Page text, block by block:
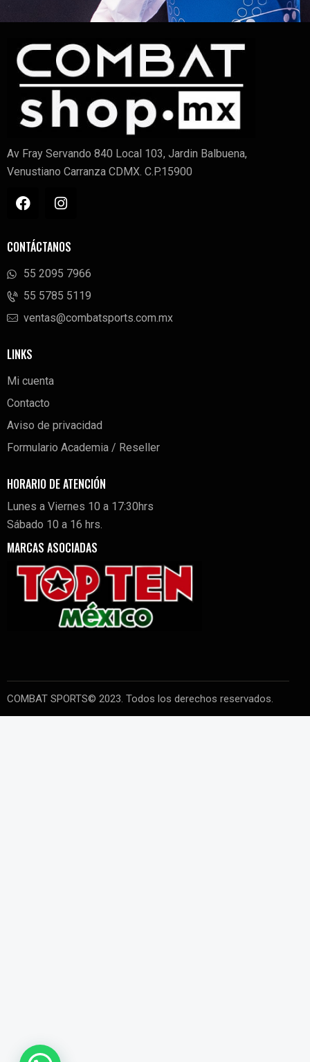
Av Fray Servando 840 Local 103, Jardin Balbuena,
Venustiano Carranza CDMX. C.P.15900
CONTÁCTANOS
55 2095 7966
‭55 5785 5119‬
ventas@combatsports.com.mx
LINKS
Mi cuenta
Contacto
Aviso de privacidad
Formulario Academia / Reseller
HORARIO DE ATENCIÓN
Lunes a Viernes 10 a 17:30hrs
Sábado 10 a 16 hrs.
MARCAS ASOCIADAS
COMBAT SPORTS© 2023. Todos los derechos reservados.